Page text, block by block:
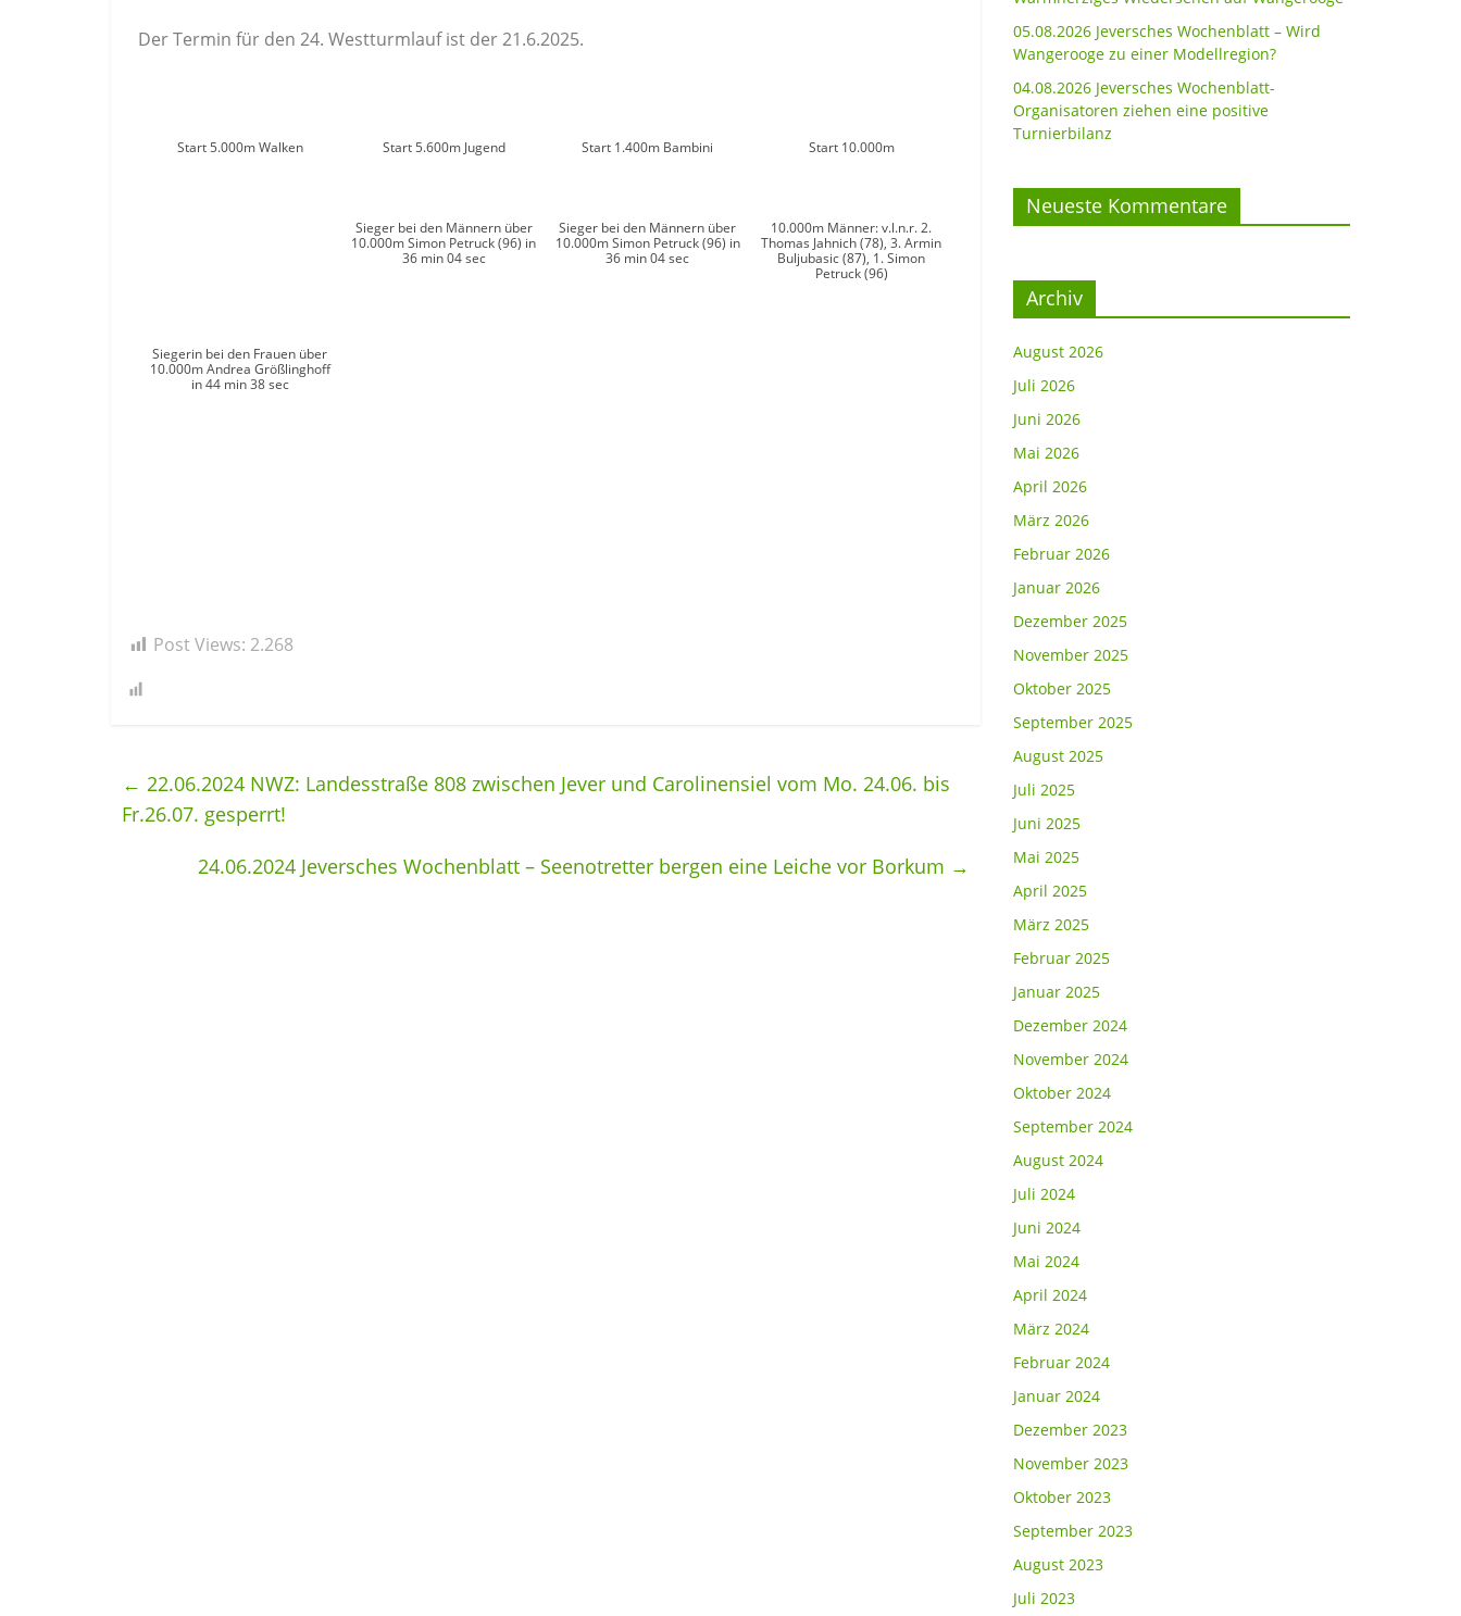
Der Termin für den 24. Westturmlauf ist der 21.6.2025.
Start 5.000m Walken Start 5.600m Jugend Start 1.400m Bambini Start 10.000m
Sieger bei den Männern über
10.000m Simon Petruck (96) in
36 min 04 sec
Sieger bei den Männern über
10.000m Simon Petruck (96) in
36 min 04 sec
10.000m Männer: v.l.n.r. 2.
Thomas Jahnich (78), 3. Armin
Buljubasic (87), 1. Simon
Petruck (96)
Siegerin bei den Frauen über
10.000m Andrea Größlinghoff
in 44 min 38 sec
Post Views: 2.268
← 22.06.2024 NWZ: Landesstraße 808 zwischen Jever und Carolinensiel vom Mo. 24.06. bis
Fr.26.07. gesperrt!
24.06.2024 Jeversches Wochenblatt – Seenotretter bergen eine Leiche vor Borkum →
05.08.2026 Jeversches Wochenblatt – Wird
Wangerooge zu einer Modellregion?
04.08.2026 Jeversches Wochenblatt-
Organisatoren ziehen eine positive
Turnierbilanz
Neueste Kommentare
Archiv
August 2026
Juli 2026
Juni 2026
Mai 2026
April 2026
März 2026
Februar 2026
Januar 2026
Dezember 2025
November 2025
Oktober 2025
September 2025
August 2025
Juli 2025
Juni 2025
Mai 2025
April 2025
März 2025
Februar 2025
Januar 2025
Dezember 2024
November 2024
Oktober 2024
September 2024
August 2024
Juli 2024
Juni 2024
Mai 2024
April 2024
März 2024
Februar 2024
Januar 2024
Dezember 2023
November 2023
Oktober 2023
September 2023
August 2023
Juli 2023